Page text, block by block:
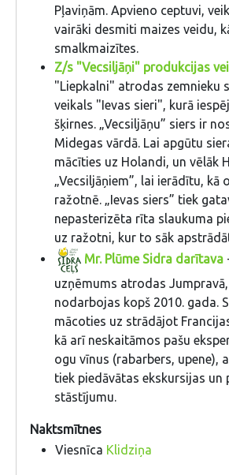
Pļaviņām. Apvieno ceptuvi,
vairāki desmiti maizes veidu,
smalkmaizītes.
Z/s "Vecsiljāņi" produkcijas
"Liepkalni" atrodas zemnieku
veikals "Ievas sieri", kurā
šķirnes. „Vecsiljāņu” siers ir
Midegas vārdā. Lai apgūtu
mācīties uz Holandi, un vēlāk
„Vecsiljāņiem”, lai ierādītu,
ražotnē. „Ievas siers” tiek
nepasterizēta rīta slaukuma
uz ražotni, kur to sāk
Mr. Plūme Sidra darītava
uzņēmums atrodas
nodarbojas kopš 2010. gada.
mācoties uz strādājot
kā arī neskaitāmos pašu
ogu vīnus (rabarbers, upene),
tiek piedāvātas ekskursijas
stāstījumu.
Naktsmītnes
Viesnīca Klidziņa